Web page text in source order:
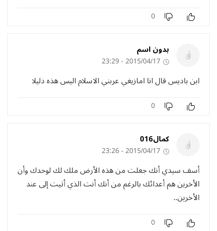
0
بدون اسم
2015/04/17 - 23:29
ابن باديس قال انا امازيغي عربني الاسلام اليس هذه دليلا
0
كمال016
2015/04/17 - 23:26
أسف سيدي أنك جعلت من هذه الأرض ملك لك لوحدك وأن
الأخرين هم أعدائك بالرغم من أنك أنت الذي أتيت إلى عند
الأخرين..
0